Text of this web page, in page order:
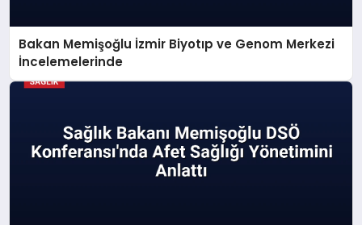
Bakan Memişoğlu İzmir Biyotıp ve Genom Merkezi
İncelemelerinde